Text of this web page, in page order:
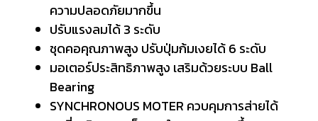
ความปลอดภัยมากขึ้น
ปรับแรงลมได้ 3 ระดับ
ชุดคอคุณภาพสูง ปรับปุ่มก้มเงยได้ 6 ระดับ
มอเตอร์ประสิทธิภาพสูง เสริมด้วยระบบ Ball
Bearing
SYNCHRONOUS MOTER ควบคุมการส่ายได้